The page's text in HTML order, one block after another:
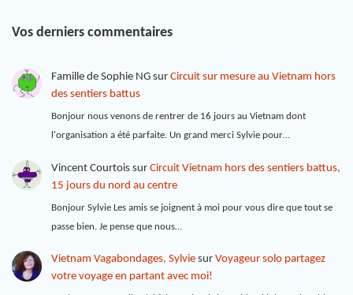
Vos derniers commentaires
Famille de Sophie NGsur Circuit sur mesure au Vietnam hors
des sentiers battus
Bonjour nous venons de rentrer de 16 jours au Vietnam dont
l'organisation a été parfaite. Un grand merci Sylvie pour…
Vincent Courtoissur Circuit Vietnam hors des sentiers battus,
15 jours du nord au centre
Bonjour Sylvie Les amis se joignent à moi pour vous dire que tout se
passe bien. Je pense que nous…
Vietnam Vagabondages, Sylviesur Voyageur solo partagez
votre voyage en partant avec moi!